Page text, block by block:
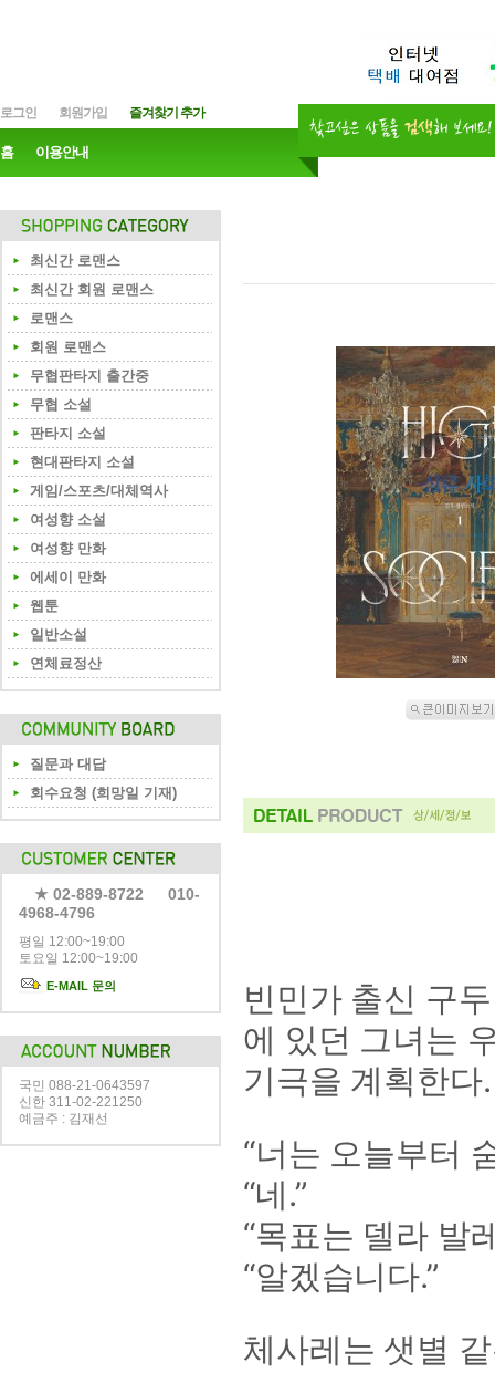
로그인 회원가입 즐겨찾기 추가
홈 이용안내
최신간 로맨스
최신간 회원 로맨스
로맨스
회원 로맨스
무협판타지 출간중
무협 소설
판타지 소설
현대판타지 소설
게임/스포츠/대체역사
여성향 소설
여성향 만화
에세이 만화
웹툰
일반소설
연체료정산
질문과 대답
회수요청 (희망일 기재)
★ 02-889-8722 010-
4968-4796
평일 12:00~19:00
토요일 12:00~19:00
E-MAIL 문의
국민 088-21-0643597
신한 311-02-221250
예금주 : 김재선
빈민가 출신 구
에 있던 그녀는
기극을 계획한다.
“너는 오늘부터
“네.”
“목표는 델라 발
“알겠습니다.”
체사레는 샛별